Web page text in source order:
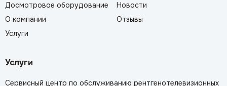
Досмотровое оборудование
О компании
Услуги
Новости
Отзывы
Услуги
Сервисный центр по обслуживанию рентгенотелевизионных